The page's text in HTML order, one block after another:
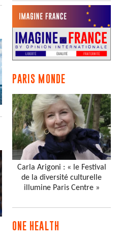
PARIS MONDE
Carla Arigoni : « le Festival
de la diversité culturelle
illumine Paris Centre »
ONE HEALTH